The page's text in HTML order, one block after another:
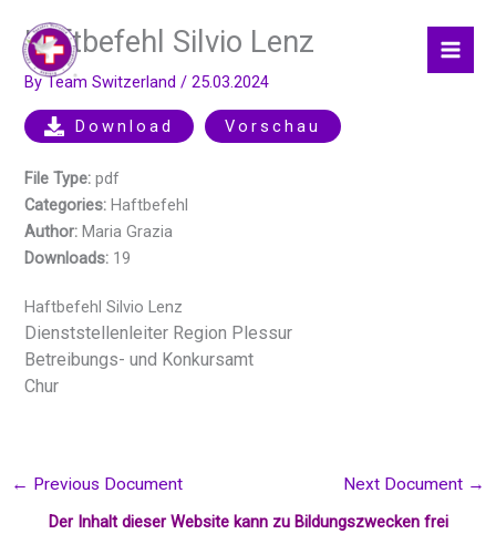
content
Haftbefehl Silvio Lenz
ByTeam Switzerland/25.03.2024
Haftbefehl Silvio Lenz
Dienststellenleiter Region Plessur
Betreibungs- und Konkursamt
Chur
Download Vorschau
File Type:pdf
Categories:Haftbefehl
Author:Maria Grazia
Downloads: 19
← Previous Document Next Document →
Der Inhalt dieser Website kann zu Bildungszwecken frei